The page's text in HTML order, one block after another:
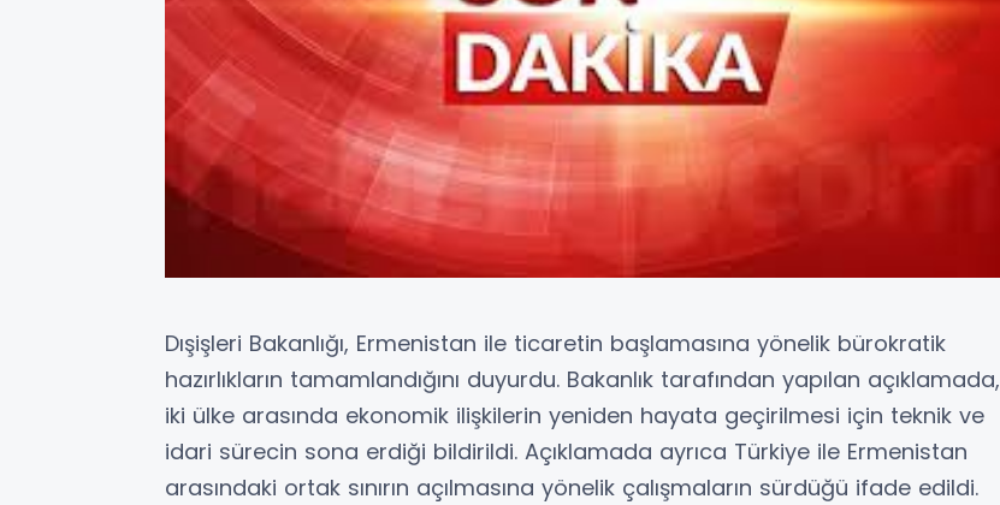
Dışişleri Bakanlığı, Ermenistan ile ticaretin başlamasına yönelik bürokratik
hazırlıkların tamamlandığını duyurdu. Bakanlık tarafından yapılan açıklamada,
iki ülke arasında ekonomik ilişkilerin yeniden hayata geçirilmesi için teknik ve
idari sürecin sona erdiği bildirildi. Açıklamada ayrıca Türkiye ile Ermenistan
arasındaki ortak sınırın açılmasına yönelik çalışmaların sürdüğü ifade edildi.